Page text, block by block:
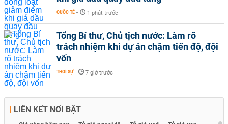
QUỐC TẾ - 1 phút trước
Tổng Bí thư, Chủ tịch nước: Làm rõ
trách nhiệm khi dự án chậm tiến độ, đội
vốn
THỜI SỰ - 7 giờ trước
LIÊN KẾT NỔI BẬT